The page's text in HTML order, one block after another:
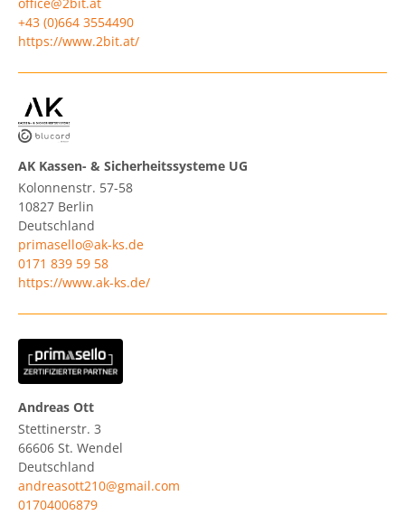
office@2bit.at
+43 (0)664 3554490
https://www.2bit.at/
AK Kassen- & Sicherheitssysteme UG
Kolonnenstr. 57-58
10827 Berlin
Deutschland
primasello@ak-ks.de
0171 839 59 58
https://www.ak-ks.de/
Andreas Ott
Stettinerstr. 3
66606 St. Wendel
Deutschland
andreasott210@gmail.com
01704006879